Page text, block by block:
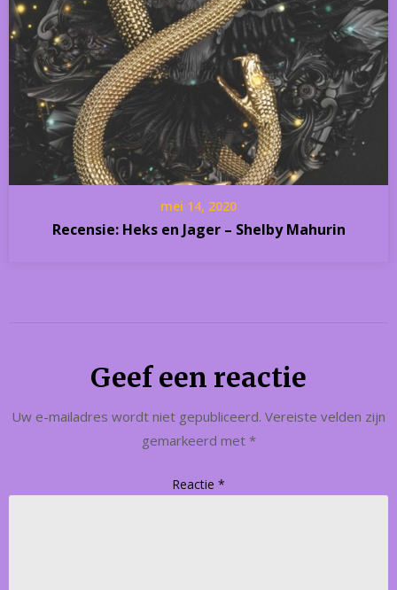
mei 14, 2020
Recensie: Heks en Jager – Shelby Mahurin
Geef een reactie
Uw e-mailadres wordt niet gepubliceerd. Vereiste velden zijn
gemarkeerd met *
Reactie *